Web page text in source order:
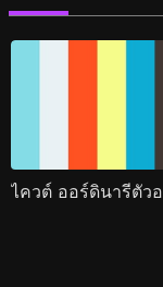
ไควต์ ออร์ดินารีตัว